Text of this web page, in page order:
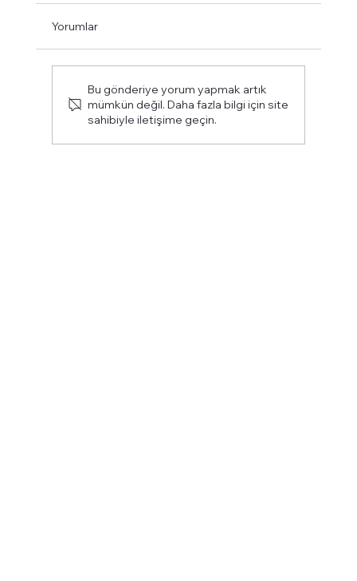
Galatasaray Lisesi Yakınında Kahvaltı
Yorumlar
Bu gönderiye yorum yapmak artık
mümkün değil. Daha fazla bilgi için site
sahibiyle iletişime geçin.